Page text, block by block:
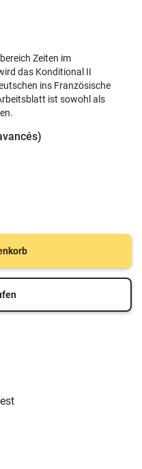
Zeiten im
das Konditional II
ins Französische
ist sowohl als